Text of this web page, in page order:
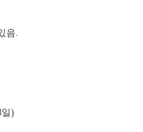
음.
일)